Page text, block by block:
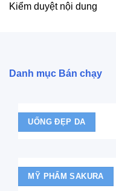
Kiểm duyệt nội dung
Danh mục Bán chạy
UỐNG ĐẸP DA
MỸ PHẨM SAKURA